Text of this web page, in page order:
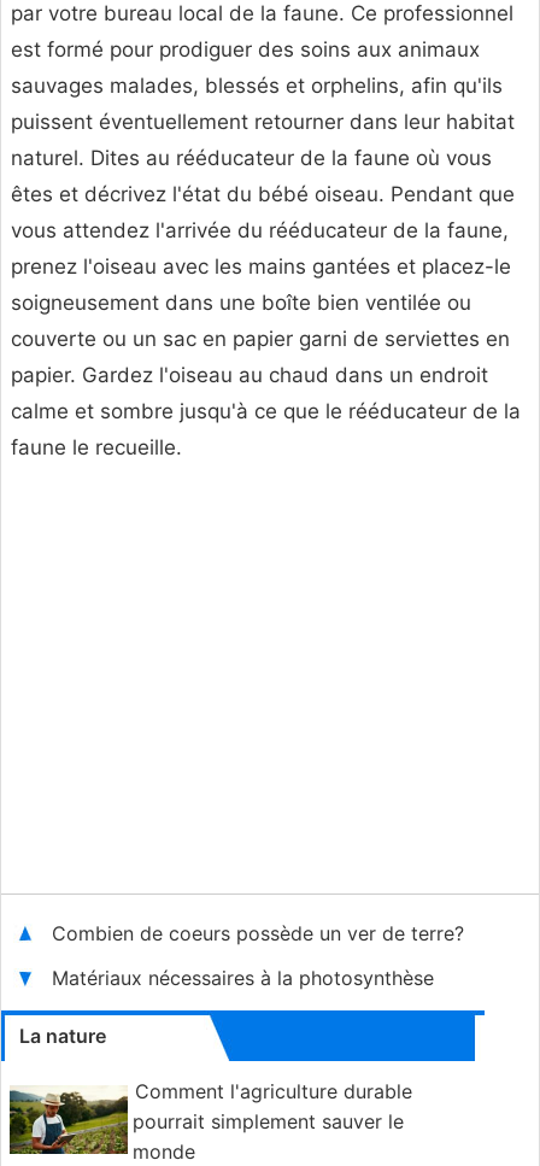
par votre bureau local de la faune. Ce professionnel
est formé pour prodiguer des soins aux animaux
sauvages malades, blessés et orphelins, afin qu'ils
puissent éventuellement retourner dans leur habitat
naturel. Dites au rééducateur de la faune où vous
êtes et décrivez l'état du bébé oiseau. Pendant que
vous attendez l'arrivée du rééducateur de la faune,
prenez l'oiseau avec les mains gantées et placez-le
soigneusement dans une boîte bien ventilée ou
couverte ou un sac en papier garni de serviettes en
papier. Gardez l'oiseau au chaud dans un endroit
calme et sombre jusqu'à ce que le rééducateur de la
faune le recueille.
Combien de coeurs possède un ver de terre?
Matériaux nécessaires à la photosynthèse
La nature
Comment l'agriculture durable
pourrait simplement sauver le
monde